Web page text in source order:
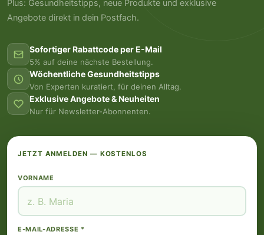
Plus: Gesundheitstipps, neue Produkte und exklusive
Angebote direkt in dein Postfach.
Sofortiger Rabattcode per E-Mail
5% auf deine nächste Bestellung.
Wöchentliche Gesundheitstipps
Von Experten kuratiert, für deinen Alltag.
Exklusive Angebote & Neuheiten
Nur für Newsletter-Abonnenten.
JETZT ANMELDEN — KOSTENLOS
VORNAME
E-MAIL-ADRESSE *